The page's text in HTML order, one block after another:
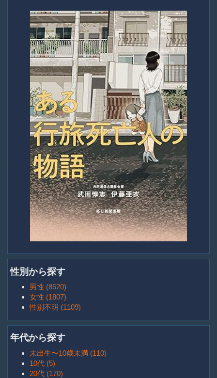
性別から探す
男性 (8520)
女性 (1807)
性別不明 (1109)
年代から探す
未出生〜10歳未満 (110)
10代 (5)
20代 (170)